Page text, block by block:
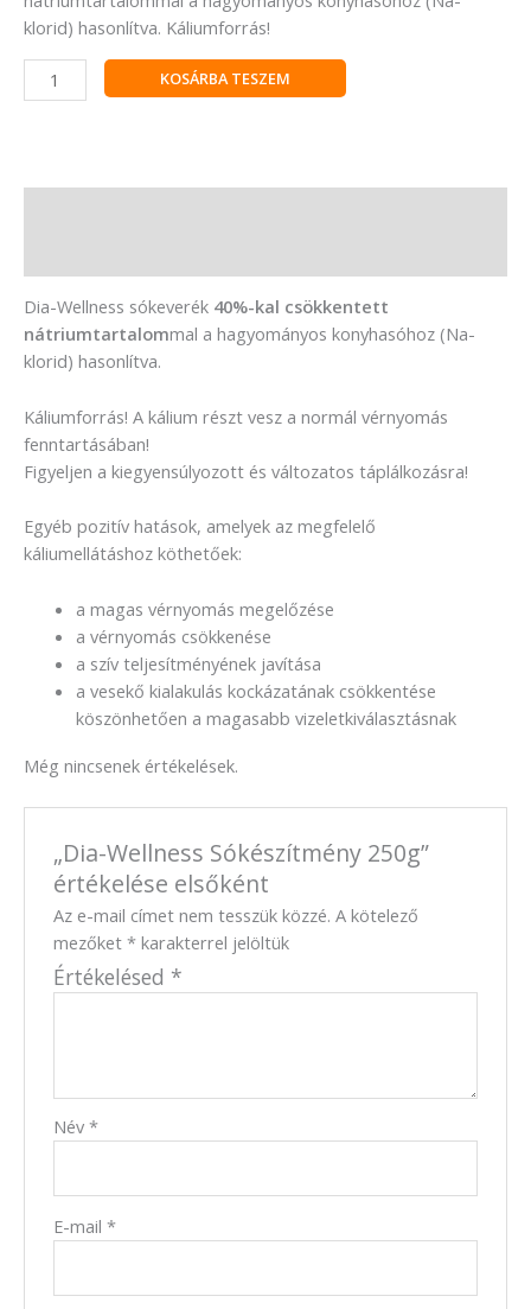
klorid) hasonlítva. Káliumforrás!
KOSÁRBA TESZEM
Dia-Wellness sókeverék 40%-kal csökkentett
nátriumtartalommal a hagyományos konyhasóhoz (Na-
klorid) hasonlítva.
Káliumforrás! A kálium részt vesz a normál vérnyomás
fenntartásában!
Figyeljen a kiegyensúlyozott és változatos táplálkozásra!
Egyéb pozitív hatások, amelyek az megfelelő
káliumellátáshoz köthetőek:
a magas vérnyomás megelőzése
a vérnyomás csökkenése
a szív teljesítményének javítása
a vesekő kialakulás kockázatának csökkentése
köszönhetően a magasabb vizeletkiválasztásnak
Még nincsenek értékelések.
„Dia-Wellness Sókészítmény 250g”
értékelése elsőként
Az e-mail címet nem tesszük közzé. A kötelező
mezőket* karakterrel jelöltük
Értékelésed *
Név*
E-mail*